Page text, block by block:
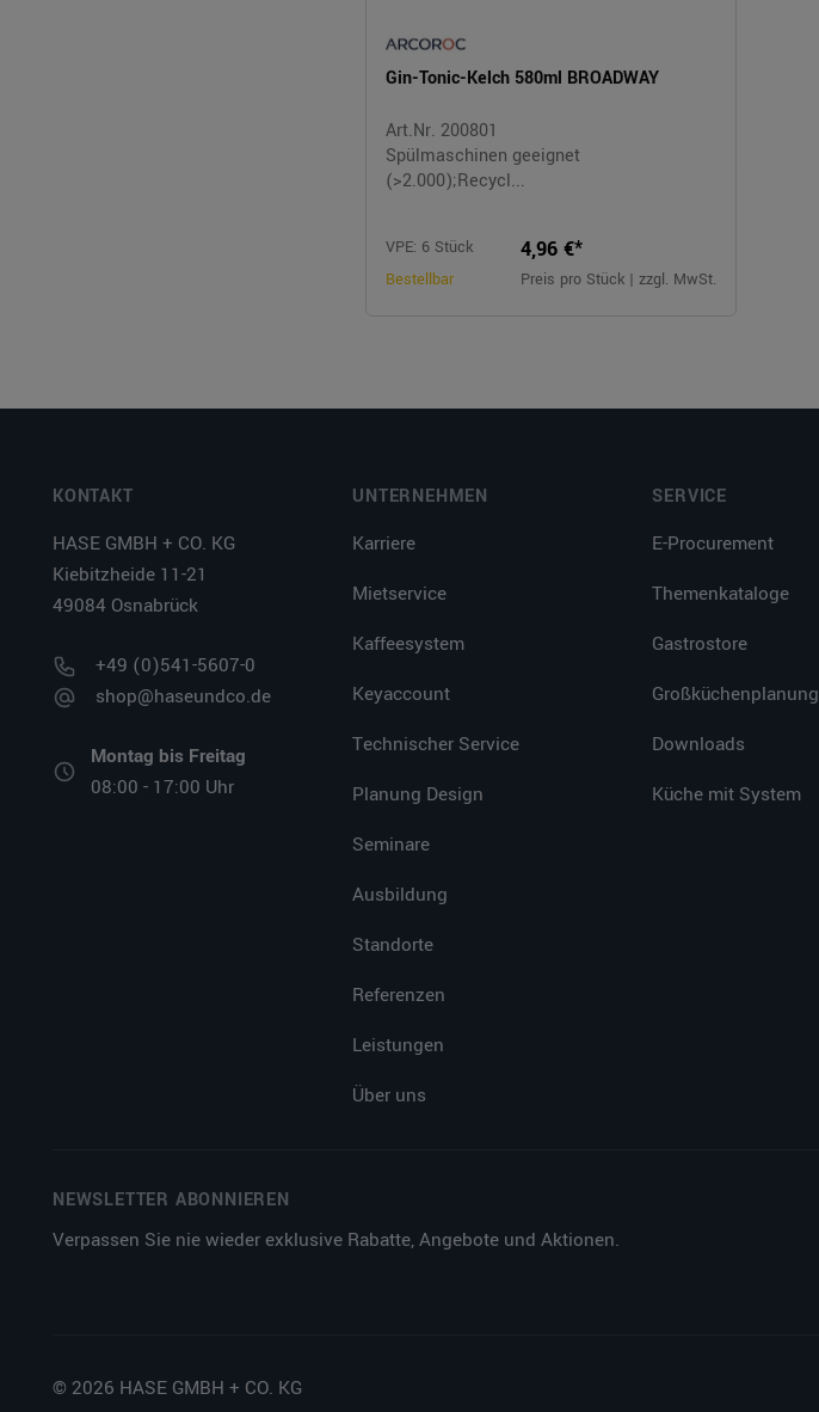
Gin-Tonic-Kelch 580ml BROADWAY
Art.Nr. 200801
Spülmaschinen geeignet
(>2.000);Recycl...
VPE: 6 Stück
Bestellbar
4,96 €*
Preis pro Stück | zzgl. MwSt.
KONTAKT
HASE GMBH + CO. KG
Kiebitzheide 11-21
49084 Osnabrück
+49 (0)541-5607-0
shop@haseundco.de
Montag bis Freitag
08:00 - 17:00 Uhr
UNTERNEHMEN
Karriere
Mietservice
Kaffeesystem
Keyaccount
Technischer Service
Planung Design
Seminare
Ausbildung
Standorte
Referenzen
Leistungen
Über uns
SERVICE
E-Procurement
Themenkataloge
Gastrostore
Großküchenplanung
Downloads
Küche mit System
NEWSLETTER ABONNIEREN
Verpassen Sie nie wieder exklusive Rabatte, Angebote und Aktionen.
© 2026 HASE GMBH + CO. KG